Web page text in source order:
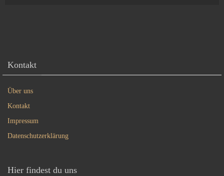
Kontakt
Über uns
Kontakt
Impressum
Datenschutzerklärung
Hier findest du uns